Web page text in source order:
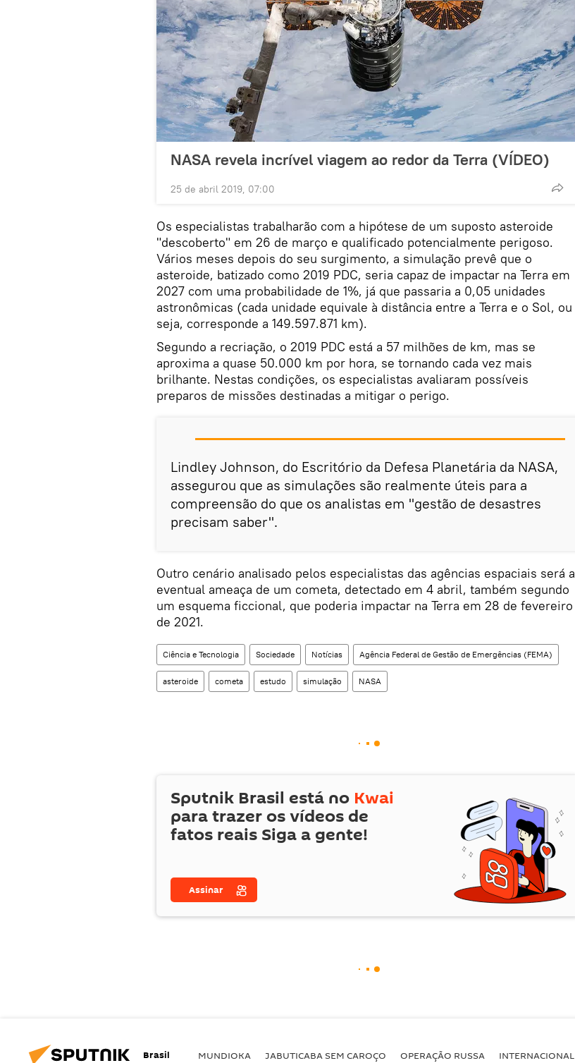
NASA revela incrível viagem ao redor da Terra (VÍDEO)
25 de abril 2019, 07:00
Os especialistas trabalharão com a hipótese de um suposto asteroide
"descoberto" em 26 de março e qualificado potencialmente perigoso.
Vários meses depois do seu surgimento, a simulação prevê que o
asteroide, batizado como 2019 PDC, seria capaz de impactar na Terra em
2027 com uma probabilidade de 1%, já que passaria a 0,05 unidades
astronômicas (cada unidade equivale à distância entre a Terra e o Sol, ou
seja, corresponde a 149.597.871 km).
Segundo a recriação, o 2019 PDC está a 57 milhões de km, mas se
aproxima a quase 50.000 km por hora, se tornando cada vez mais
brilhante. Nestas condições, os especialistas avaliaram possíveis
preparos de missões destinadas a mitigar o perigo.
Lindley Johnson, do Escritório da Defesa Planetária da NASA,
assegurou que as simulações são realmente úteis para a
compreensão do que os analistas em "gestão de desastres
precisam saber".
Outro cenário analisado pelos especialistas das agências espaciais será a
eventual ameaça de um cometa, detectado em 4 abril, também segundo
um esquema ficcional, que poderia impactar na Terra em 28 de fevereiro
de 2021.
Ciência e Tecnologia Sociedade Notícias Agência Federal de Gestão de Emergências (FEMA)
asteroide cometa estudo simulação NASA
Sputnik Brasil está no Kwai
para trazer os vídeos de
fatos reais Siga a gente!
Assinar
Brasil MUNDIOKA JABUTICABA SEM CAROÇO OPERAÇÃO RUSSA INTERNACIONAL